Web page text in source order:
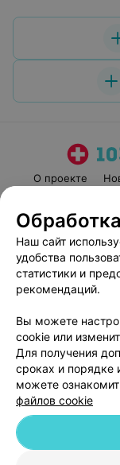
О проекте
© 2026 ООО «Артокс
г. Минск,
Наш сайт
удобства
статистики и
рекомендаций.
Вы можете
cookie или
Для получения
сроках и порядке
можете
файлов cookie